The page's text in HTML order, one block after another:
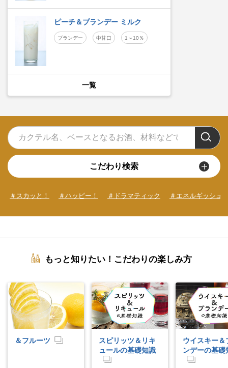
ピーチ＆ブランデー ミルク
ブランデー 中甘口 1～10％
一覧
こだわり検索
＃スカッと！ ＃ハッピー！ ＃ドラマティック ＃エネルギッシュ
もっと知りたい！こだわりの楽しみ方
＆フルーツ
スピリッツ＆リキ
ュールの基礎知識
ウイスキー＆
ンデーの基礎